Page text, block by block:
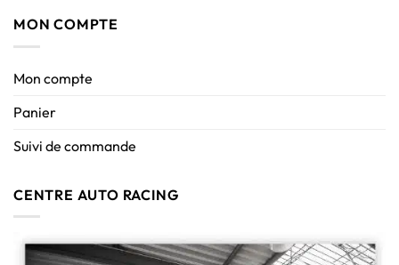
MON COMPTE
Mon compte
Panier
Suivi de commande
CENTRE AUTO RACING